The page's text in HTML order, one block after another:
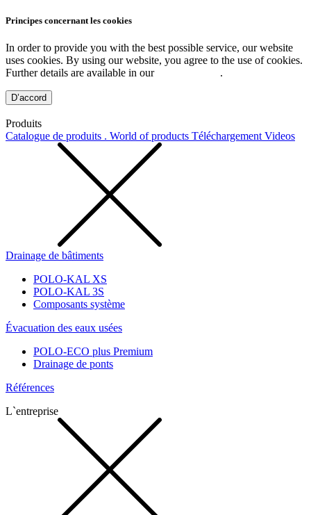
Principes concernant les cookies
In order to provide you with the best possible service, our website
uses cookies. By using our website, you agree to the use of cookies.
Further details are available in our
.
D’accord
Produits
Catalogue de produits . World of products Téléchargement Videos
Drainage de bâtiments
POLO-KAL XS
POLO-KAL 3S
Composants système
Évacuation des eaux usées
POLO-ECO plus Premium
Drainage de ponts
Références
L`entreprise